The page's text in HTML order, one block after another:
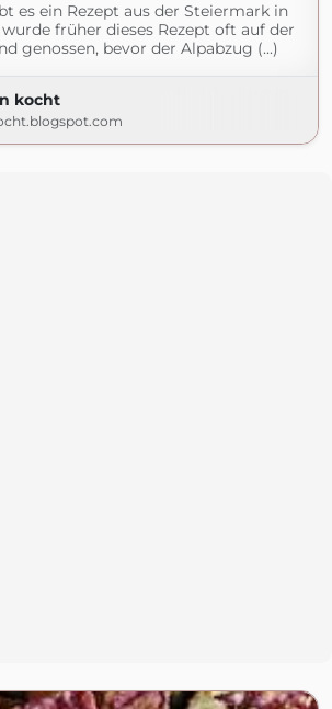
es ein Rezept aus der Steiermark in
früher dieses Rezept oft auf der
genossen, bevor der Alpabzug (...)
kocht